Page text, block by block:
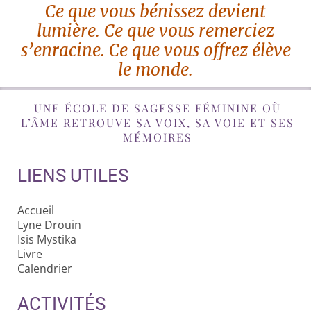
Ce que vous bénissez devient
lumière. Ce que vous remerciez
s’enracine. Ce que vous offrez élève
le monde.
UNE ÉCOLE DE SAGESSE FÉMININE OÙ
L’ÂME RETROUVE SA VOIX, SA VOIE ET SES
MÉMOIRES
LIENS UTILES
Accueil
Lyne Drouin
Isis Mystika
Livre
Calendrier
ACTIVITÉS